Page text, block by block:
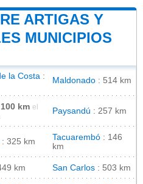
ARTIGAS Y
MUNICIPIOS
la Costa :
Maldonado : 514 km
km el
Paysandú : 257 km
: 325 km Tacuarembó : 146
km
km San Carlos : 503 km